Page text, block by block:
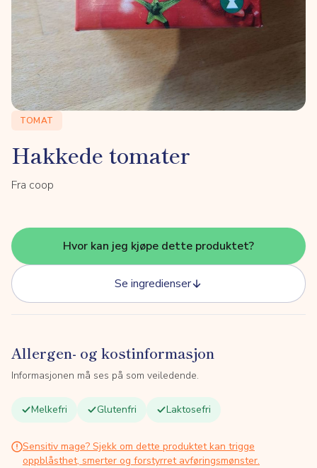
TOMAT
Hakkede tomater
Fra coop
Hvor kan jeg kjøpe dette produktet?
Se ingredienser
Allergen- og kostinformasjon
Informasjonen må ses på som veiledende.
Melkefri Glutenfri Laktosefri
Sensitiv mage? Sjekk om dette produktet kan trigge
oppblåsthet, smerter og forstyrret avføringsmønster.